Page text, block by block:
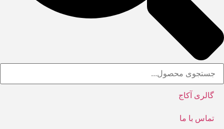
گالری آکاج
تماس با ما